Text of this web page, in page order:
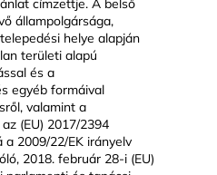
állampolgársága,
helye alapján
területi alapú
és a
egyéb formáival
valamint a
(EU) 2017/2394
a 2009/22/EK irányelv
2018. február 28-i (EU)